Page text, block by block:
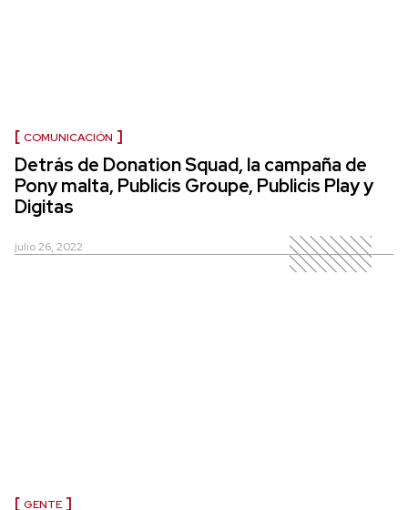
COMUNICACIÓN
Detrás de Donation Squad, la campaña de
Pony malta, Publicis Groupe, Publicis Play y
Digitas
julio 26, 2022
GENTE